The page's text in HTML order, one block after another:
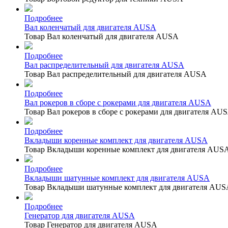
Подробнее
Вал коленчатый для двигателя AUSA
Товар Вал коленчатый для двигателя AUSA
Подробнее
Вал распределительный для двигателя AUSA
Товар Вал распределительный для двигателя AUSA
Подробнее
Вал рокеров в сборе с рокерами для двигателя AUSA
Товар Вал рокеров в сборе с рокерами для двигателя
Подробнее
Вкладыши коренные комплект для двигателя AUSA
Товар Вкладыши коренные комплект для двигателя
Подробнее
Вкладыши шатунные комплект для двигателя AUSA
Товар Вкладыши шатунные комплект для двигателя
Подробнее
Генератор для двигателя AUSA
Товар Генератор для двигателя AUSA